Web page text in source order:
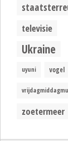
televisie
Ukraine
uyuni vogel
zoetermeer